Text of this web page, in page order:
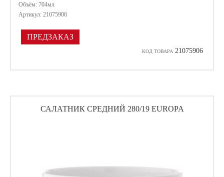
Объём: 704мл
Артикул: 21075906
ПРЕДЗАКАЗ
КОД ТОВАРА 21075906
САЛАТНИК СРЕДНИЙ 280/19 EUROPA